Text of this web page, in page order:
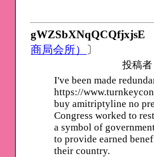
gWZSbXNqQCQfjxjsE
商局会所） 〕
投稿
I've been made
https://
buy amitriptyline no
Congress worked to
a symbol of
to provide earned
their country.